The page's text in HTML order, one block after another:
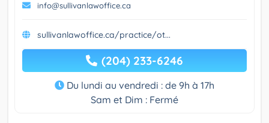
info@sullivanlawoffice.ca
sullivanlawoffice.ca/practice/ot...
(204) 233-6246
Du lundi au vendredi : de 9h à 17h
Sam et Dim : Fermé